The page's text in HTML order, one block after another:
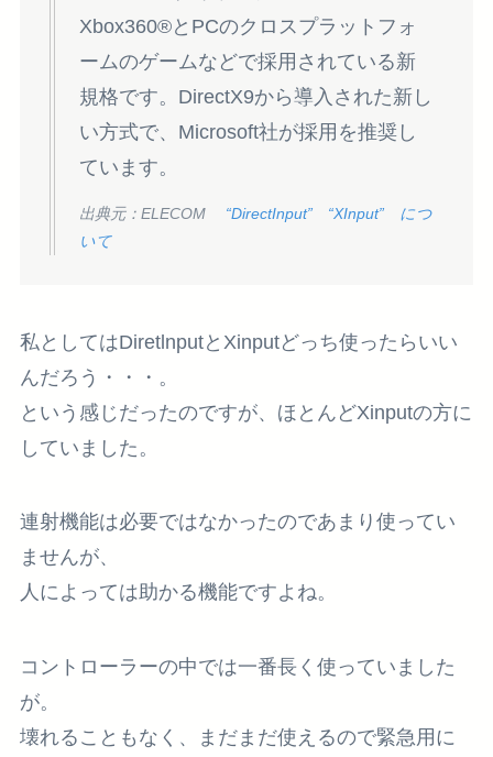
Xbox360®とPCのクロスプラットフォ
ームのゲームなどで採用されている新
規格です。DirectX9から導入された新し
い方式で、Microsoft社が採用を推奨し
ています。
出典元：ELECOM “DirectInput” “XInput” につ
いて
私としてはDiretlnputとXinputどっち使ったらいい
んだろう・・・。
という感じだったのですが、ほとんどXinputの方に
していました。
連射機能は必要ではなかったのであまり使ってい
ませんが、
人によっては助かる機能ですよね。
コントローラーの中では一番長く使っていました
が。
壊れることもなく、まだまだ使えるので緊急用に